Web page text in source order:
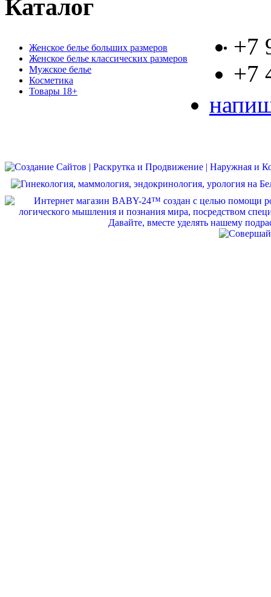
Каталог
Женское белье больших размеров
Женское белье классических размеров
Мужское белье
Косметика
Товары 18+
+7
+7